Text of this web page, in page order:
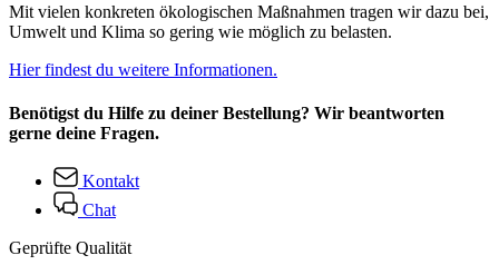
Mit vielen konkreten ökologischen Maßnahmen tragen wir dazu bei,
Umwelt und Klima so gering wie möglich zu belasten.
Hier findest du weitere Informationen.
Benötigst du Hilfe zu deiner Bestellung? Wir beantworten
gerne deine Fragen.
Kontakt
Chat
Geprüfte Qualität